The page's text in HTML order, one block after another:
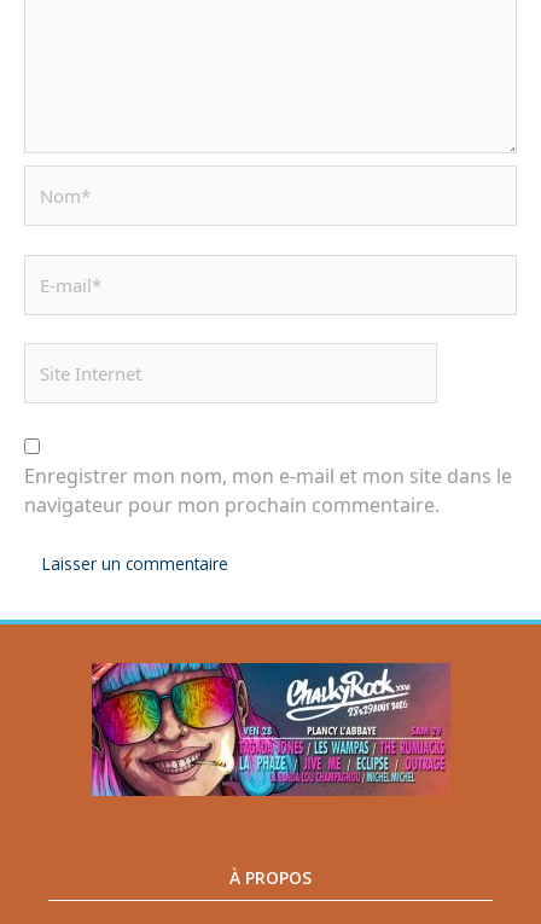
Enregistrer mon nom, mon e-mail et mon site dans le
navigateur pour mon prochain commentaire.
À PROPOS